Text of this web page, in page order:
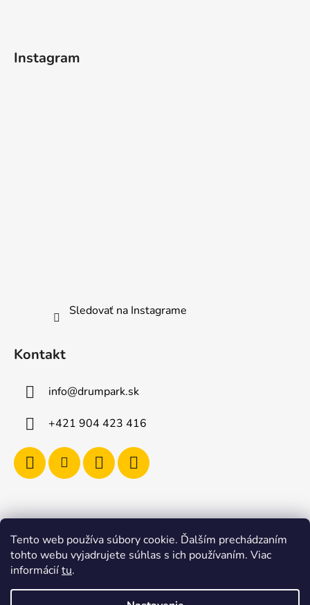
Tento web používa súbory cookie. Ďalším prechádzaním
tohto webu vyjadrujete súhlas s ich používaním. Viac
informáciítu.
Instagram
Sledovať na Instagrame
Kontakt
info@drumpark.sk
+421 904 423 416
Navštívte aj e-shop s etnickými hudobnými nástrojmi
Drumbla.sk |
Tento web upravil onRock Design – Upravíme a
naplníme váš e-shop